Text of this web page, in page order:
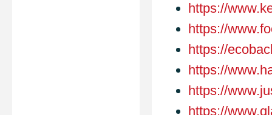
https://
https://
https://
https://
https://
https://